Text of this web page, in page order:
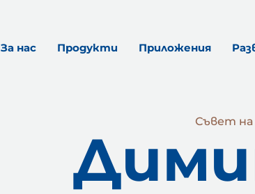
За нас Продукти Приложения
Съвет